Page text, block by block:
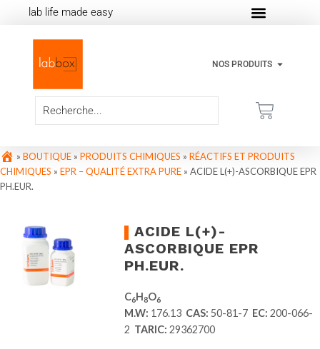
lab life made easy
NOS PRODUITS
» BOUTIQUE » PRODUITS CHIMIQUES » RÉACTIFS ET PRODUITS
CHIMIQUES » EPR – QUALITÉ EXTRA PURE » ACIDE L(+)-ASCORBIQUE EPR
PH.EUR.
ACIDE L(+)-
ASCORBIQUE EPR
PH.EUR.
C6H 8O6
M.W: 176.13 CAS:50-81-7 EC:200-066-
2 TARIC:29362700